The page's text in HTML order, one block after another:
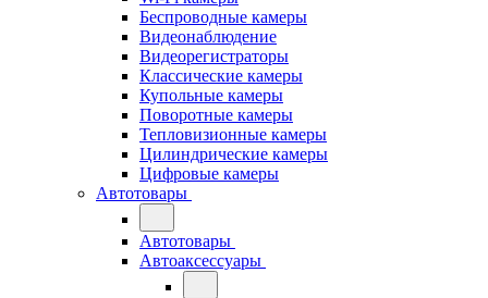
Беспроводные камеры
Видеонаблюдение
Видеорегистраторы
Классические камеры
Купольные камеры
Поворотные камеры
Тепловизионные камеры
Цилиндрические камеры
Цифровые камеры
Автотовары
Автотовары
Автоаксессуары